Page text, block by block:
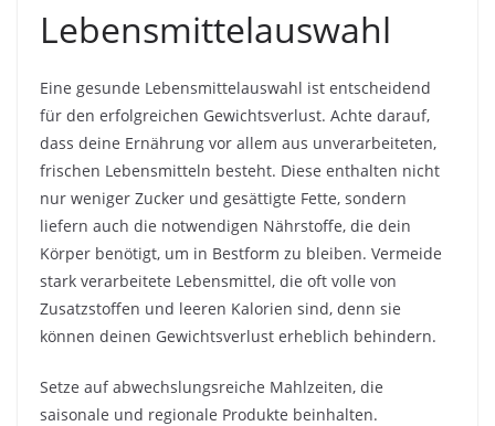
Lebensmittelauswahl
Eine gesunde Lebensmittelauswahl ist entscheidend
für den erfolgreichen Gewichtsverlust. Achte darauf,
dass deine Ernährung vor allem aus unverarbeiteten,
frischen Lebensmitteln besteht. Diese enthalten nicht
nur weniger Zucker und gesättigte Fette, sondern
liefern auch die notwendigen Nährstoffe, die dein
Körper benötigt, um in Bestform zu bleiben. Vermeide
stark verarbeitete Lebensmittel, die oft volle von
Zusatzstoffen und leeren Kalorien sind, denn sie
können deinen Gewichtsverlust erheblich behindern.
Setze auf abwechslungsreiche Mahlzeiten, die
saisonale und regionale Produkte beinhalten.